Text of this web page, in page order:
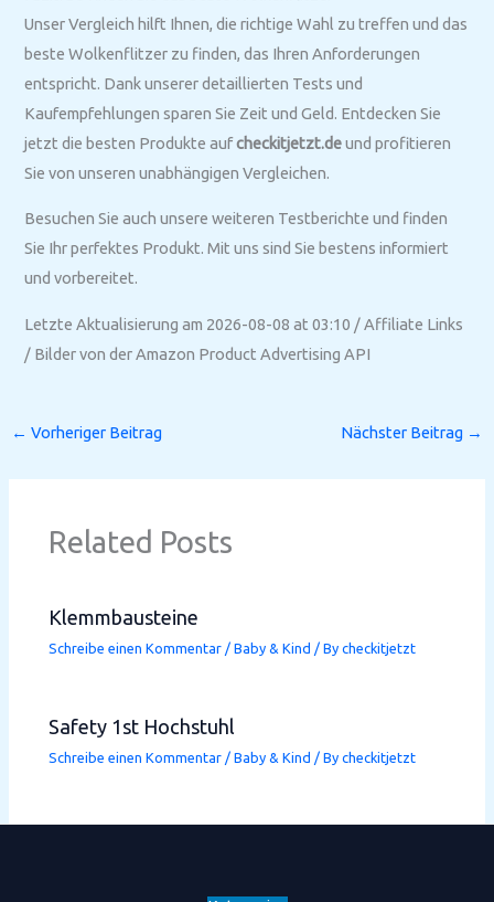
Unser Vergleich hilft Ihnen, die richtige Wahl zu treffen und das
beste Wolkenflitzer zu finden, das Ihren Anforderungen
entspricht. Dank unserer detaillierten Tests und
Kaufempfehlungen sparen Sie Zeit und Geld. Entdecken Sie
jetzt die besten Produkte aufcheckitjetzt.deund profitieren
Sie von unseren unabhängigen Vergleichen.
Besuchen Sie auch unsere weiteren Testberichte und finden
Sie Ihr perfektes Produkt. Mit uns sind Sie bestens informiert
und vorbereitet.
Letzte Aktualisierung am 2026-08-08 at 03:10 / Affiliate Links
/ Bilder von der Amazon Product Advertising API
← Vorheriger Beitrag Nächster Beitrag →
Related Posts
Klemmbausteine
Schreibe einen Kommentar /Baby & Kind / Bycheckitjetzt
Safety 1st Hochstuhl
Schreibe einen Kommentar /Baby & Kind / Bycheckitjetzt